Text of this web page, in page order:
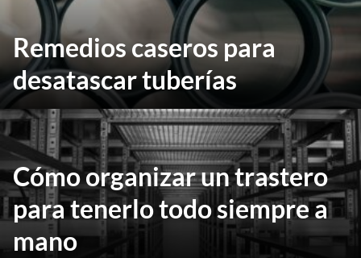
Remedios caseros para
desatascar tuberías
Cómo organizar un trastero
para tenerlo todo siempre a
mano